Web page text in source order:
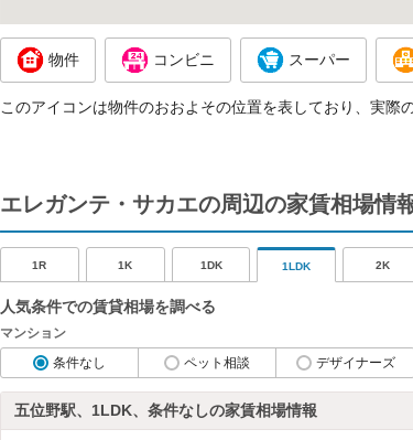
物件 コンビニ スーパー
このアイコンは物件のおおよその位置を表しており、実際
エレガンテ・サカエの周辺の家賃相場情
1R 1K 1DK 1LDK 2K
人気条件での賃貸相場を調べる
マンション
条件なし
ペット相談 デザイナーズ
五位野駅、1LDK、条件なしの家賃相場情報